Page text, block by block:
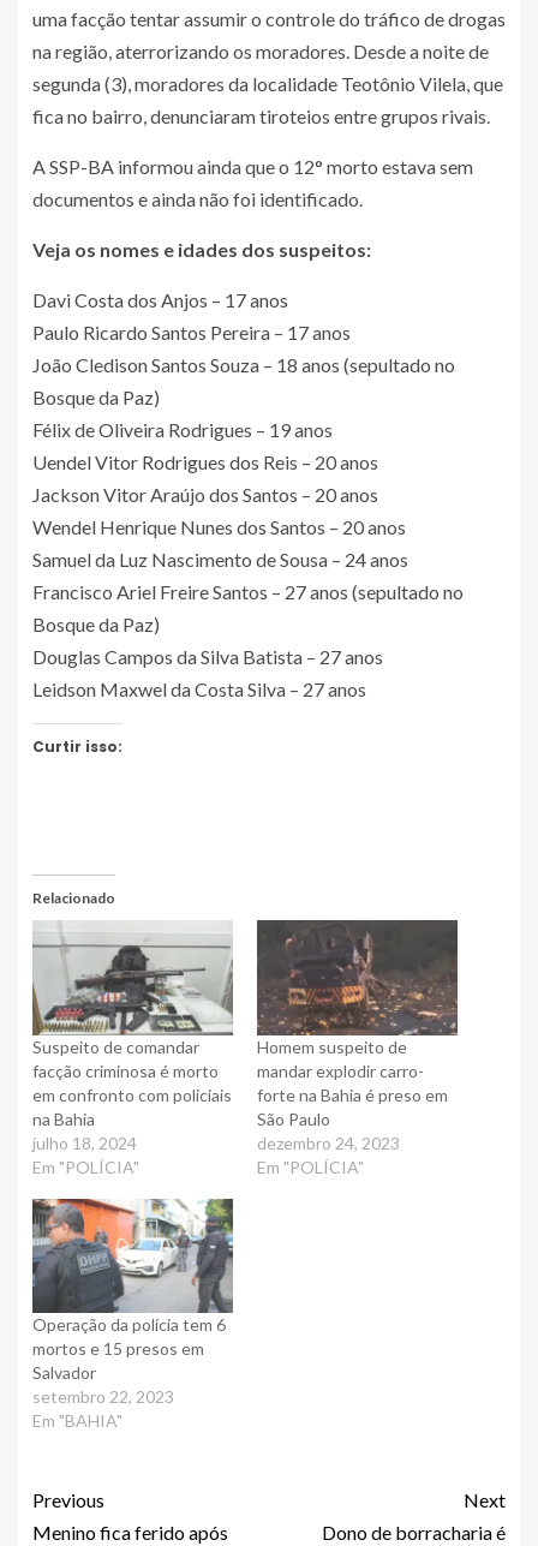
uma facção tentar assumir o controle do tráfico de drogas
na região, aterrorizando os moradores. Desde a noite de
segunda (3), moradores da localidade Teotônio Vilela, que
fica no bairro, denunciaram tiroteios entre grupos rivais.
A SSP-BA informou ainda que o 12° morto estava sem
documentos e ainda não foi identificado.
Veja os nomes e idades dos suspeitos:
Davi Costa dos Anjos – 17 anos
Paulo Ricardo Santos Pereira – 17 anos
João Cledison Santos Souza – 18 anos (sepultado no
Bosque da Paz)
Félix de Oliveira Rodrigues – 19 anos
Uendel Vitor Rodrigues dos Reis – 20 anos
Jackson Vitor Araújo dos Santos – 20 anos
Wendel Henrique Nunes dos Santos – 20 anos
Samuel da Luz Nascimento de Sousa – 24 anos
Francisco Ariel Freire Santos – 27 anos (sepultado no
Bosque da Paz)
Douglas Campos da Silva Batista – 27 anos
Leidson Maxwel da Costa Silva – 27 anos
Curtir isso:
Relacionado
Suspeito de comandar
facção criminosa é morto
em confronto com policiais
na Bahia
julho 18, 2024
Em "POLÍCIA"
Homem suspeito de
mandar explodir carro-
forte na Bahia é preso em
São Paulo
dezembro 24, 2023
Em "POLÍCIA"
Operação da polícia tem 6
mortos e 15 presos em
Salvador
setembro 22, 2023
Em "BAHIA"
Previous
Menino fica ferido após
Next
Dono de borracharia é